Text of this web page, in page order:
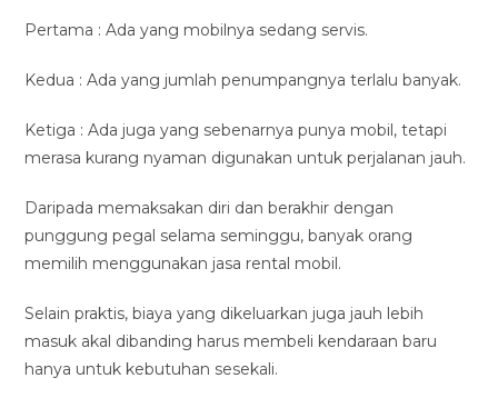
Pertama : Ada yang mobilnya sedang servis.
Kedua : Ada yang jumlah penumpangnya terlalu banyak.
Ketiga : Ada juga yang sebenarnya punya mobil, tetapi
merasa kurang nyaman digunakan untuk perjalanan jauh.
Daripada memaksakan diri dan berakhir dengan
punggung pegal selama seminggu, banyak orang
memilih menggunakan jasa rental mobil.
Selain praktis, biaya yang dikeluarkan juga jauh lebih
masuk akal dibanding harus membeli kendaraan baru
hanya untuk kebutuhan sesekali.